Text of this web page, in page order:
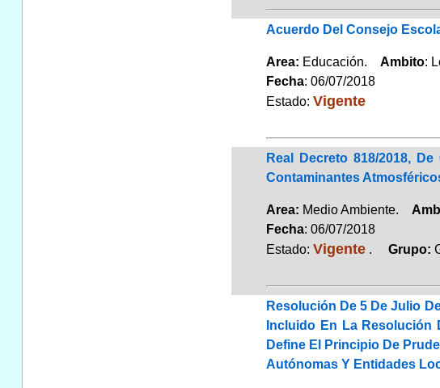
Acuerdo Del Consejo
Area: Educación. Ambito:
Fecha: 06/07/2018
Estado: Vigente
Real Decreto 818/2018,
Contaminantes
Area: Medio Ambiente.
Fecha: 06/07/2018
Estado: Vigente. Grupo:
Resolución De 5 De Julio
Incluido En La Resolución
Define El Principio De
Autónomas Y Entidades